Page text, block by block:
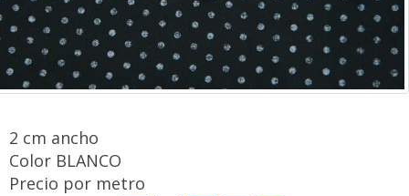
2 cm ancho
Color BLANCO
Precio por metro